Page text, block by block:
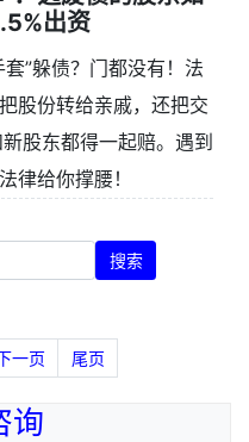
出资
”躲债？门都没有！法
股份转给亲戚，还把交
股东都得一起赔。遇到
律给你撑腰！
搜索
一页 尾页
询